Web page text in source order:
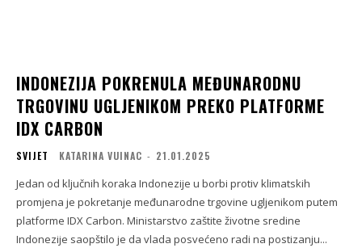
INDONEZIJA POKRENULA MEĐUNARODNU
TRGOVINU UGLJENIKOM PREKO PLATFORME
IDX CARBON
SVIJET KATARINA VUINAC - 21.01.2025
Jedan od ključnih koraka Indonezije u borbi protiv klimatskih
promjena je pokretanje međunarodne trgovine ugljenikom putem
platforme IDX Carbon. Ministarstvo zaštite životne sredine
Indonezije saopštilo je da vlada posvećeno radi na postizanju...